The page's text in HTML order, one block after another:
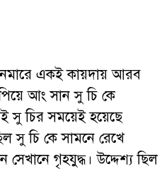
একই কায়দায় আরব
আং সান সু চি কে
সু চির সময়েই হয়েছে
সু চি কে সামনে রেখে
গৃহযুদ্ধ। উদ্দেশ্য ছিল